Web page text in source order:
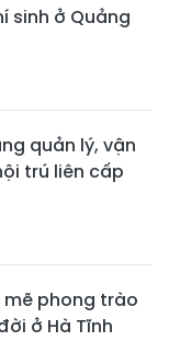
sinh ở Quảng
quản lý, vận
trú liên cấp
phong trào
ở Hà Tĩnh